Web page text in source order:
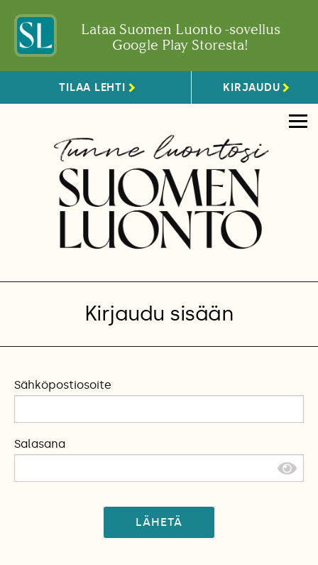
Lataa Suomen Luonto -sovellus
Google Play Storesta!
TILAA LEHTI KIRJAUDU
Kirjaudu sisään
Sähköpostiosoite
Salasana
LÄHETÄ